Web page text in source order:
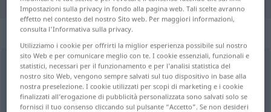
„Extraktion“: Femininum
Extraktionf <Extraktion;-en> MED CHEM
Panoramica di tutte le traduzion
(Fai clic sulla/Tocca traduzione per maggiori dettagli)
Impostazioni sulla privacy in fondo alla pagina web. Tali scelte avranno
effetto nel contesto del nostro Sito web. Per maggiori informazioni,
consulta l'Informativa sulla privacy.
Utilizziamo i cookie per offrirti la miglior esperienza possibile sul nostro
sito Web e per comunicare meglio con te. I cookie essenziali, funzionali e
statistici, necessari per il funzionamento e per l’analisi statistica del
nostro sito Web, vengono sempre salvati sul tuo dispositivo in base alla
nostra preselezione. I cookie utilizzati per scopi di marketing e i cookie
finalizzati all’erogazione di pubblicità personalizzata sono salvati solo se
fornisci il tuo consenso cliccando sul pulsante “Accetto”. Se non desideri